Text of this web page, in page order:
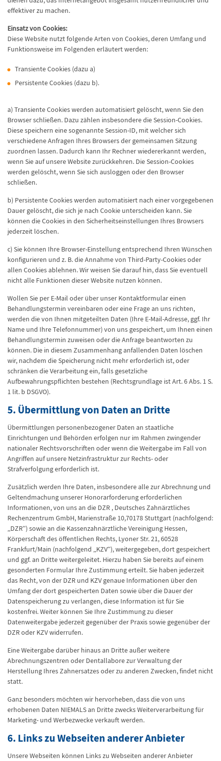
effektiver zu machen.
Einsatz von Cookies:
Diese Website nutzt folgende Arten von Cookies, deren Umfang und
Funktionsweise im Folgenden erläutert werden:
Transiente Cookies (dazu a)
Persistente Cookies (dazu b).
a) Transiente Cookies werden automatisiert gelöscht, wenn Sie den
Browser schließen. Dazu zählen insbesondere die Session-Cookies.
Diese speichern eine sogenannte Session-ID, mit welcher sich
verschiedene Anfragen Ihres Browsers der gemeinsamen Sitzung
zuordnen lassen. Dadurch kann Ihr Rechner wiedererkannt werden,
wenn Sie auf unsere Website zurückkehren. Die Session-Cookies
werden gelöscht, wenn Sie sich ausloggen oder den Browser
schließen.
b) Persistente Cookies werden automatisiert nach einer vorgegebenen
Dauer gelöscht, die sich je nach Cookie unterscheiden kann. Sie
können die Cookies in den Sicherheitseinstellungen Ihres Browsers
jederzeit löschen.
c) Sie können Ihre Browser-Einstellung entsprechend Ihren Wünschen
konfigurieren und z. B. die Annahme von Third-Party-Cookies oder
allen Cookies ablehnen. Wir weisen Sie darauf hin, dass Sie eventuell
nicht alle Funktionen dieser Website nutzen können.
Wollen Sie per E-Mail oder über unser Kontaktformular einen
Behandlungstermin vereinbaren oder eine Frage an uns richten,
werden die von Ihnen mitgeteilten Daten (Ihre E-Mail-Adresse, ggf. Ihr
Name und Ihre Telefonnummer) von uns gespeichert, um Ihnen einen
Behandlungstermin zuweisen oder die Anfrage beantworten zu
können. Die in diesem Zusammenhang anfallenden Daten löschen
wir, nachdem die Speicherung nicht mehr erforderlich ist, oder
schränken die Verarbeitung ein, falls gesetzliche
Aufbewahrungspflichten bestehen (Rechtsgrundlage ist Art. 6 Abs. 1 S.
1 lit. b DSGVO).
5. Übermittlung von Daten an Dritte
Übermittlungen personenbezogener Daten an staatliche
Einrichtungen und Behörden erfolgen nur im Rahmen zwingender
nationaler Rechtsvorschriften oder wenn die Weitergabe im Fall von
Angriffen auf unsere Netzinfrastruktur zur Rechts- oder
Strafverfolgung erforderlich ist.
Zusätzlich werden Ihre Daten, insbesondere alle zur Abrechnung und
Geltendmachung unserer Honorarforderung erforderlichen
Informationen, von uns an die DZR , Deutsches Zahnärztliches
Rechenzentrum GmbH, Marienstraße 10,70178 Stuttgart (nachfolgend:
„DZR“) sowie an die Kassenzahnärztliche Vereinigung Hessen,
Körperschaft des öffentlichen Rechts, Lyoner Str. 21, 60528
Frankfurt/Main (nachfolgend „KZV“), weitergegeben, dort gespeichert
und ggf. an Dritte weitergeleitet. Hierzu haben Sie bereits auf einem
gesonderten Formular Ihre Zustimmung erteilt. Sie haben jederzeit
das Recht, von der DZR und KZV genaue Informationen über den
Umfang der dort gespeicherten Daten sowie über die Dauer der
Datenspeicherung zu verlangen, diese Information ist für Sie
kostenfrei. Weiter können Sie Ihre Zustimmung zu dieser
Datenweitergabe jederzeit gegenüber der Praxis sowie gegenüber der
DZR oder KZV widerrufen.
Eine Weitergabe darüber hinaus an Dritte außer weitere
Abrechnungszentren oder Dentallabore zur Verwaltung der
Herstellung Ihres Zahnersatzes oder zu anderen Zwecken, findet nicht
statt.
Ganz besonders möchten wir hervorheben, dass die von uns
erhobenen Daten NIEMALS an Dritte zwecks Weiterverarbeitung für
Marketing- und Werbezwecke verkauft werden.
6. Links zu Webseiten anderer Anbieter
Unsere Webseiten können Links zu Webseiten anderer Anbieter